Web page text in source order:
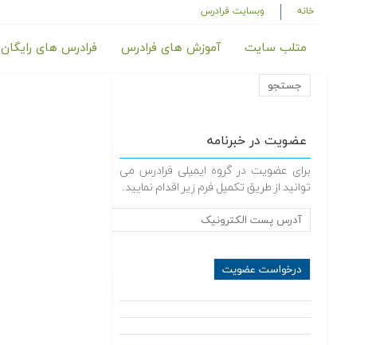
خانه وبسایت فرادرس
متلب سایت آموزش های فرادرس فرادرس های رایگان
عضویت در خبرنامه
برای عضویت در گروه ایمیلی فرادرس می
توانید از طریق تکمیل فرم زیر اقدام نمایید.